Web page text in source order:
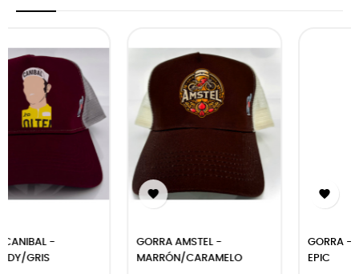

GORRA - TIERRA ESTELLA
EPIC

GORRA JONAS -
MARRÓN/CARAMELO